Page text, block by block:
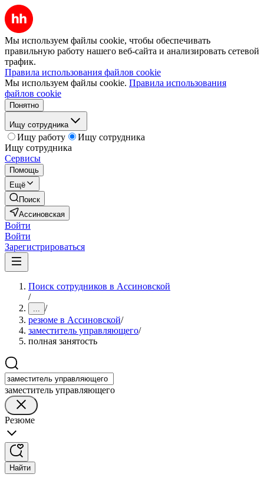
Мы используем файлы cookie, чтобы обеспечивать
правильную работу нашего веб-сайта и анализировать сетевой
трафик.
Правила использования файлов cookie
Мы используем файлы cookie. Правила использования
файлов cookie
Понятно
Ищу сотрудника
Ищу работу
Ищу сотрудника
Ищу сотрудника
Сервисы
Помощь
Ещё
Поиск
Ассиновская
Войти
Войти
Зарегистрироваться
Поиск сотрудников в Ассиновской
/
... /
резюме в Ассиновской/
заместитель управляющего/
полная занятость
заместитель управляющего
Резюме
Найти